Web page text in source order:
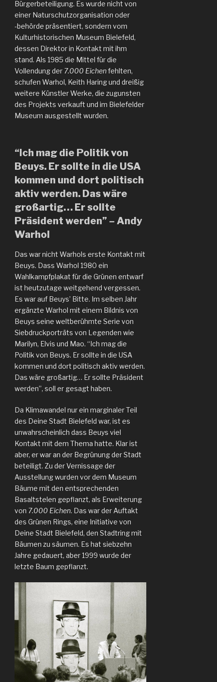
Bürgerbeteiligung. Es wurde nicht von
einer Naturschutzorganisation oder
‑behörde präsentiert, sondern vom
Kulturhistorischen Museum Bielefeld,
dessen Direktor in Kontakt mit ihm
stand. Als 1985 die Mittel für die
Vollendung der 7.000 Eichenfehlten,
schufen Warhol, Keith Haring und dreißig
weitere Künstler Werke, die zugunsten
des Projekts verkauft und im Bielefelder
Museum ausgestellt wurden.
“Ich mag die Politik von
Beuys. Er sollte in die USA
kommen und dort politisch
aktiv werden. Das wäre
großartig… Er sollte
Präsident werden” – Andy
Warhol
Das war nicht Warhols erste Kontakt mit
Beuys. Dass Warhol 1980 ein
Wahlkampfplakat für die Grünen entwarf
ist heutzutage weitgehend vergessen.
Es war auf Beuys’ Bitte. Im selben Jahr
ergänzte Warhol mit einem Bildnis von
Beuys seine weltberühmte Serie von
Siebdruckporträts von Legenden wie
Marilyn, Elvis und Mao. “Ich mag die
Politik von Beuys. Er sollte in die USA
kommen und dort politisch aktiv werden.
Das wäre großartig… Er sollte Präsident
werden”, soll er gesagt haben.
Da Klimawandel nur ein marginaler Teil
des Deine Stadt Bielefeld war, ist es
unwahrscheinlich dass Beuys viel
Kontakt mit dem Thema hatte. Klar ist
aber, er war an der Begrünung der Stadt
beteiligt. Zu der Vernissage der
Ausstellung wurden vor dem Museum
Bäume mit den entsprechenden
Basaltstelen gepflanzt, als Erweiterung
von 7.000 Eichen. Das war der Auftakt
des Grünen Rings, eine Initiative von
Deine Stadt Bielefeld, den Stadtring mit
Bäumen zu säumen. Es hat siebzehn
Jahre gedauert, aber 1999 wurde der
letzte Baum gepflanzt.